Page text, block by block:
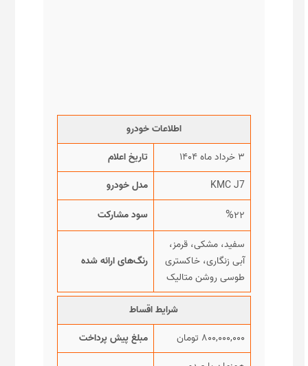
اطلاعات خودرو
۳ خرداد ماه ۱۴۰۴
تاریخ اعلام
KMC J7
مدل خودرو
%۲۲
سود مشارکت
سفید، مشکی، قرمز،
آبی زنگاری، خاکستری
طوسی روشن متالیک
رنگ‌های ارائه شده
شرایط اقساط
۸۰۰,۰۰۰,۰۰۰ تومان
مبلغ پیش پرداخت